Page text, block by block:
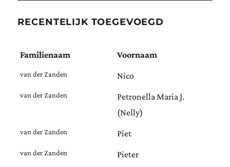
RECENTELIJK TOEGEVOEGD
Familienaam Voornaam
van der Zanden Nico
van der Zanden
Petronella Maria J.
(Nelly)
van der Zanden Piet
van der Zanden Pieter